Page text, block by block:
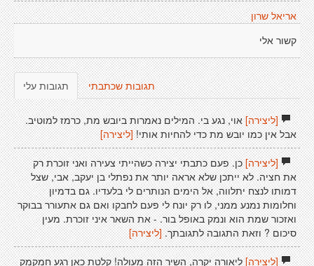
אריאל שרון
קשור אלי
תגובות עלי תגובות שכתבתי
[ליצירה]אוי, נגע בי. המילים נאמרות ביובש מת, כרמז למוטיב.
אבל אין כמו יובש מת כדי להחיות אותי![ליצירה]
[ליצירה]כן. פעם כתבתי יצירה כשהייתי צעירה ואני זוכרת רק
את חציה. לא ייתכן שלא אראה יותר את נפתלי בן יעקב, אבי, שצל
דמותו לנצח יתלווה, אל הימים הנותרים לי בלעדיו. גם בדמיון
וחלומות נמנע ממני, לו רק יונח לי פעם לחבקו ואם גם אתעורר בבוקר
ואזכור שמת הוא ונמק באופל בור. - את השאר איני זוכרת. מעין
סיכום ? וזאת התגובה לתגובתך. [ליצירה]
[ליצירה]ליאורה יקרה, השיר הזה מעולה! קלטת כאן רגע חמקמק